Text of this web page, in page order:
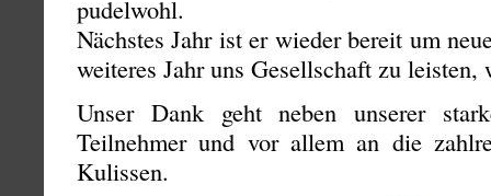
pudelwohl.
Nächstes Jahr ist er wieder bereit um
weiteres Jahr uns Gesellschaft zu
Unser Dank geht neben unserer
Teilnehmer und vor allem an die
Kulissen.